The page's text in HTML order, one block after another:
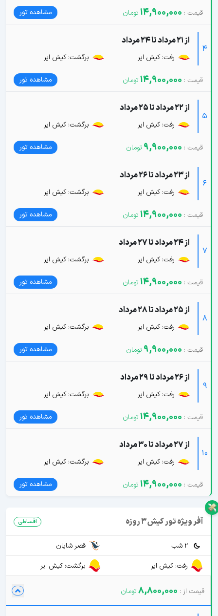
14,900,000 مشاهده تور
4
از 21 مرداد تا 24 مرداد
رفت: کیش ایر برگشت: کیش ایر
14,900,000 مشاهده تور
5
از 22 مرداد تا 25 مرداد
رفت: کیش ایر برگشت: کیش ایر
9,900,000 مشاهده تور
6
از 23 مرداد تا 26 مرداد
رفت: کیش ایر برگشت: کیش ایر
14,900,000 مشاهده تور
7
از 24 مرداد تا 27 مرداد
رفت: کیش ایر برگشت: کیش ایر
14,900,000 مشاهده تور
8
از 25 مرداد تا 28 مرداد
رفت: کیش ایر برگشت: کیش ایر
9,900,000 مشاهده تور
9
از 26 مرداد تا 29 مرداد
رفت: کیش ایر برگشت: کیش ایر
14,900,000 مشاهده تور
10
از 27 مرداد تا 30 مرداد
رفت: کیش ایر برگشت: کیش ایر
14,900,000 مشاهده تور
آفر ویژه تور کیش 3 روزه اقساطی
2 شب
قصر شایان
رفت: کیش ایر
برگشت: کیش ایر
8,800,000